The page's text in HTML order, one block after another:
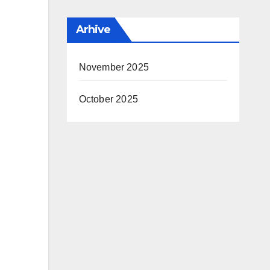
Arhive
November 2025
October 2025